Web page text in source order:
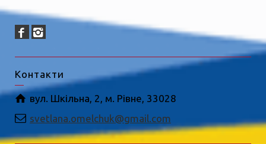
Контакти
вул. Шкільна, 2, м. Рівне, 33028
svetlana.omelchuk@gmail.com